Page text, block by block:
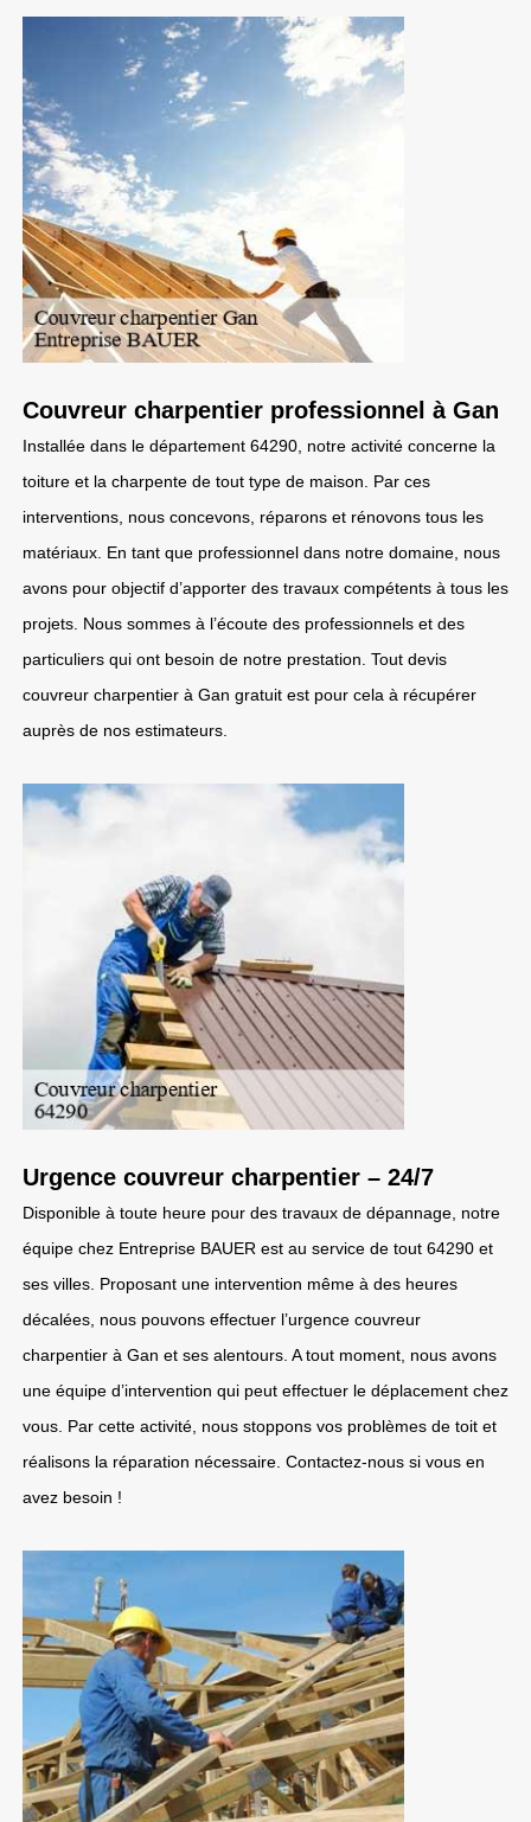
Couvreur charpentier professionnel à Gan
Installée dans le département 64290, notre activité concerne la
toiture et la charpente de tout type de maison. Par ces
interventions, nous concevons, réparons et rénovons tous les
matériaux. En tant que professionnel dans notre domaine, nous
avons pour objectif d’apporter des travaux compétents à tous les
projets. Nous sommes à l’écoute des professionnels et des
particuliers qui ont besoin de notre prestation. Tout devis
couvreur charpentier à Gan gratuit est pour cela à récupérer
auprès de nos estimateurs.
Urgence couvreur charpentier – 24/7
Disponible à toute heure pour des travaux de dépannage, notre
équipe chez Entreprise BAUER est au service de tout 64290 et
ses villes. Proposant une intervention même à des heures
décalées, nous pouvons effectuer l’urgence couvreur
charpentier à Gan et ses alentours. A tout moment, nous avons
une équipe d’intervention qui peut effectuer le déplacement chez
vous. Par cette activité, nous stoppons vos problèmes de toit et
réalisons la réparation nécessaire. Contactez-nous si vous en
avez besoin !